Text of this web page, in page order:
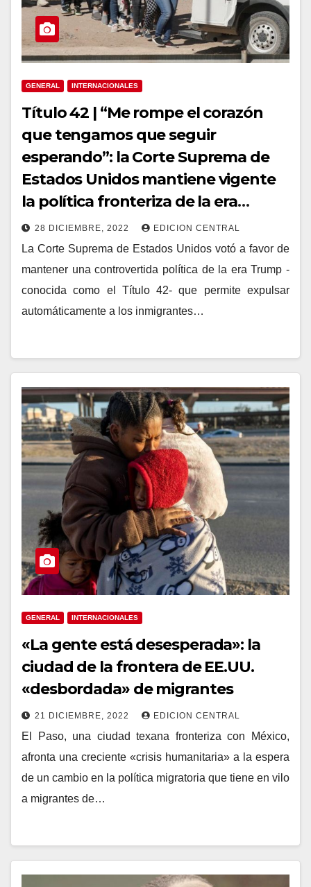
GENERAL INTERNACIONALES
Título 42 | “Me rompe el corazón
que tengamos que seguir
esperando”: la Corte Suprema de
Estados Unidos mantiene vigente
la política fronteriza de la era
Trump que permite expulsar a los
migrantes
28 DICIEMBRE, 2022 EDICION CENTRAL
La Corte Suprema de Estados Unidos votó a favor de
mantener una controvertida política de la era Trump -
conocida como el Título 42- que permite expulsar
automáticamente a los inmigrantes…
GENERAL INTERNACIONALES
«La gente está desesperada»: la
ciudad de la frontera de EE.UU.
«desbordada» de migrantes
21 DICIEMBRE, 2022 EDICION CENTRAL
El Paso, una ciudad texana fronteriza con México,
afronta una creciente «crisis humanitaria» a la espera
de un cambio en la política migratoria que tiene en vilo
a migrantes de…